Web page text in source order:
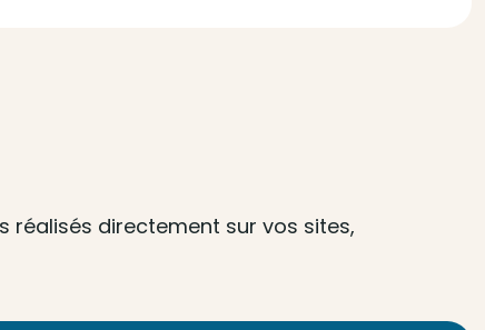
réalisés directement sur vos sites,